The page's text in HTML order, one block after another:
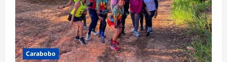
Carabobo